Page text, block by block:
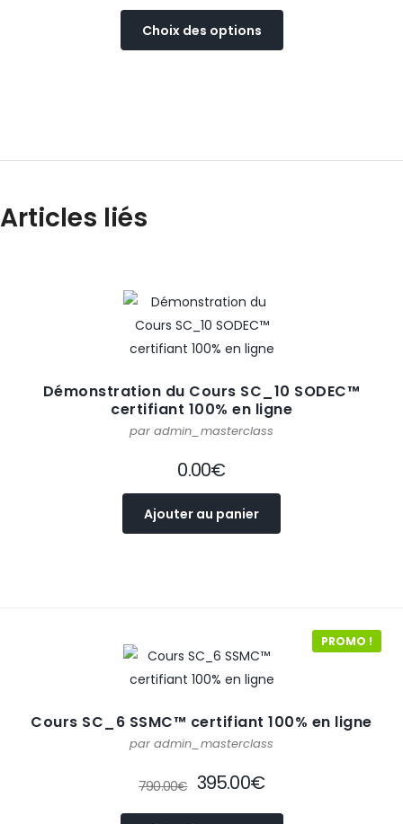
Choix des options
Articles liés
Démonstration du Cours SC_10 SODEC™
certifiant 100% en ligne
par admin_masterclass
0.00€
Ajouter au panier
PROMO !
Cours SC_6 SSMC™ certifiant 100% en ligne
par admin_masterclass
790.00€ 395.00€